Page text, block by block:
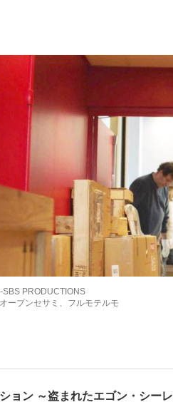
PRODUCTIONS
ープンセサミ、フルモテルモ
ョン ～盗まれたエゴン・シーレ